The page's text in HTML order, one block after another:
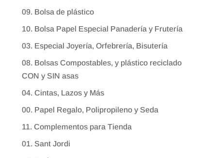
09. Bolsa de plástico
10. Bolsa Papel Especial Panadería y Frutería
03. Especial Joyería, Orfebrería, Bisutería
08. Bolsas Compostables, y plástico reciclado
CON y SIN asas
04. Cintas, Lazos y Más
00. Papel Regalo, Polipropileno y Seda
11. Complementos para Tienda
01. Sant Jordi